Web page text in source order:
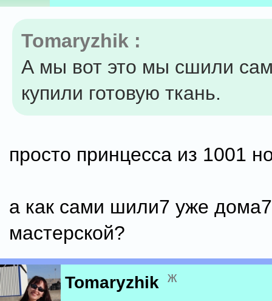
Tomaryzhik :
А мы вот это мы сшили
купили готовую ткань.
просто принцесса из 1001
а как сами шили7 уже
мастерской?
Tomaryzhik ж